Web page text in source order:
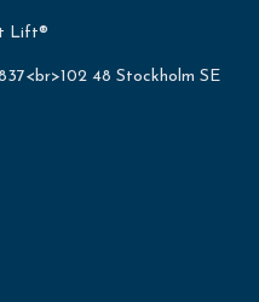
Lift®
48 Stockholm SE